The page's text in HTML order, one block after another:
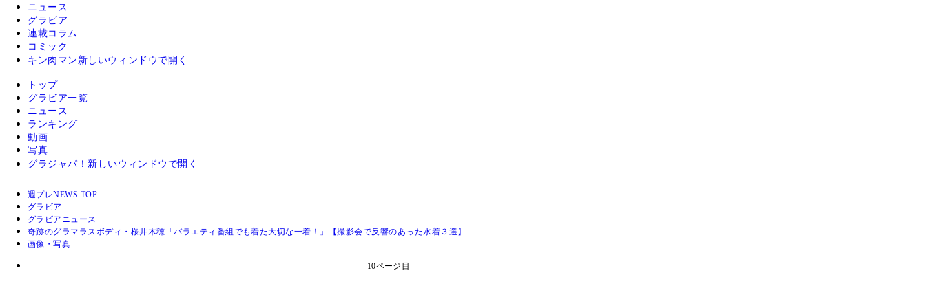
ニュース
グラビア
連載コラム
コミック
キン肉マン 新しいウィンドウで開く
トップ
グラビア一覧
ニュース
ランキング
動画
写真
グラジャパ！ 新しいウィンドウで開く
週プレNEWS TOP
グラビア
グラビアニュース
奇跡のグラマラスボディ・桜井木穂「バラエティ番組でも着た大切な一着！」【撮影会で反響のあった水着３選】
画像・写真
10ページ目